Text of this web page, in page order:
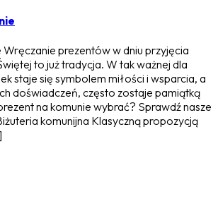
Wręczanie prezentów w dniu przyjęcia
to już tradycja. W tak ważnej dla
staje się symbolem miłości i wsparcia, a
doświadczeń, często zostaje pamiątką
na komunie wybrać? Sprawdź nasze
komunijna Klasyczną propozycją